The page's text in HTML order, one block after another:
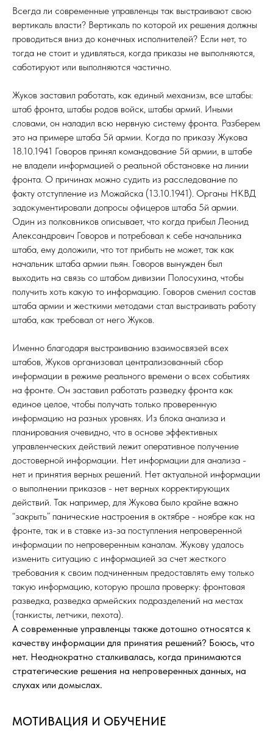
Всегда ли современные управленцы так выстраивают свою
вертикаль власти? Вертикаль по которой их решения должны
проводиться вниз до конечных исполнителей? Если нет, то
тогда не стоит и удивляться, когда приказы не выполняются,
саботируют или выполняются частично.
Жуков заставил работать, как единый механизм, все штабы:
штаб фронта, штабы родов войск, штабы армий. Иными
словами, он наладил всю нервную систему фронта. Разберем
это на примере штаба 5й армии. Когда по приказу Жукова
18.10.1941 Говоров принял командование 5й армии, в штабе
не владели информацией о реальной обстановке на линии
фронта. О причинах можно судить из расследование по
факту отступление из Можайска (13.10.1941). Органы НКВД
задокументировали допросы офицеров штаба 5й армии.
Один из полковников описывает, что когда прибыл Леонид
Александрович Говоров и потребовал к себе начальника
штаба, ему доложили, что тот прибыть не может, так как
начальник штаба армии пьян. Говоров вынужден был
выходить на связь со штабом дивизии Полосухина, чтобы
получить хоть какую то информацию. Говоров сменил состав
штаба армии и жесткими методами стал выстраивать работу
штаба, как требовал от него Жуков.
Именно благодаря выстраиванию взаимосвязей всех
штабов, Жуков организовал централизованный сбор
информации в режиме реального времени о всех событиях
на фронте. Он заставил работать разведку фронта как
единое целое, чтобы получать только проверенную
информацию на разных уровнях. Из блока анализа и
планирования очевидно, что в основе эффективных
управленческих действий лежит оперативное получение
достоверной информации. Нет информации для анализа -
нет и принятия верных решений. Нет актуальной информации
о выполнении приказов - нет верных корректирующих
действий. Так например, для Жукова было крайне важно
“закрыть” панические настроения в октябре - ноябре как на
фронте, так и в ставке из-за поступления непроверенной
информации по непроверенным каналам. Жукову удалось
изменить ситуацию с информацией за счет жесткого
требования к своим подчиненным предоставлять ему только
такую информацию, которую прошла проверку: фронтовая
разведка, разведка армейских подразделений на местах
(танкисты, летчики, пехота).
А современные управленцы также дотошно относятся к
качеству информации для принятия решений? Боюсь, что
нет. Неоднократно сталкивалась, когда принимаются
стратегические решения на непроверенных данных, на
слухах или домыслах.
МОТИВАЦИЯ И ОБУЧЕНИЕ